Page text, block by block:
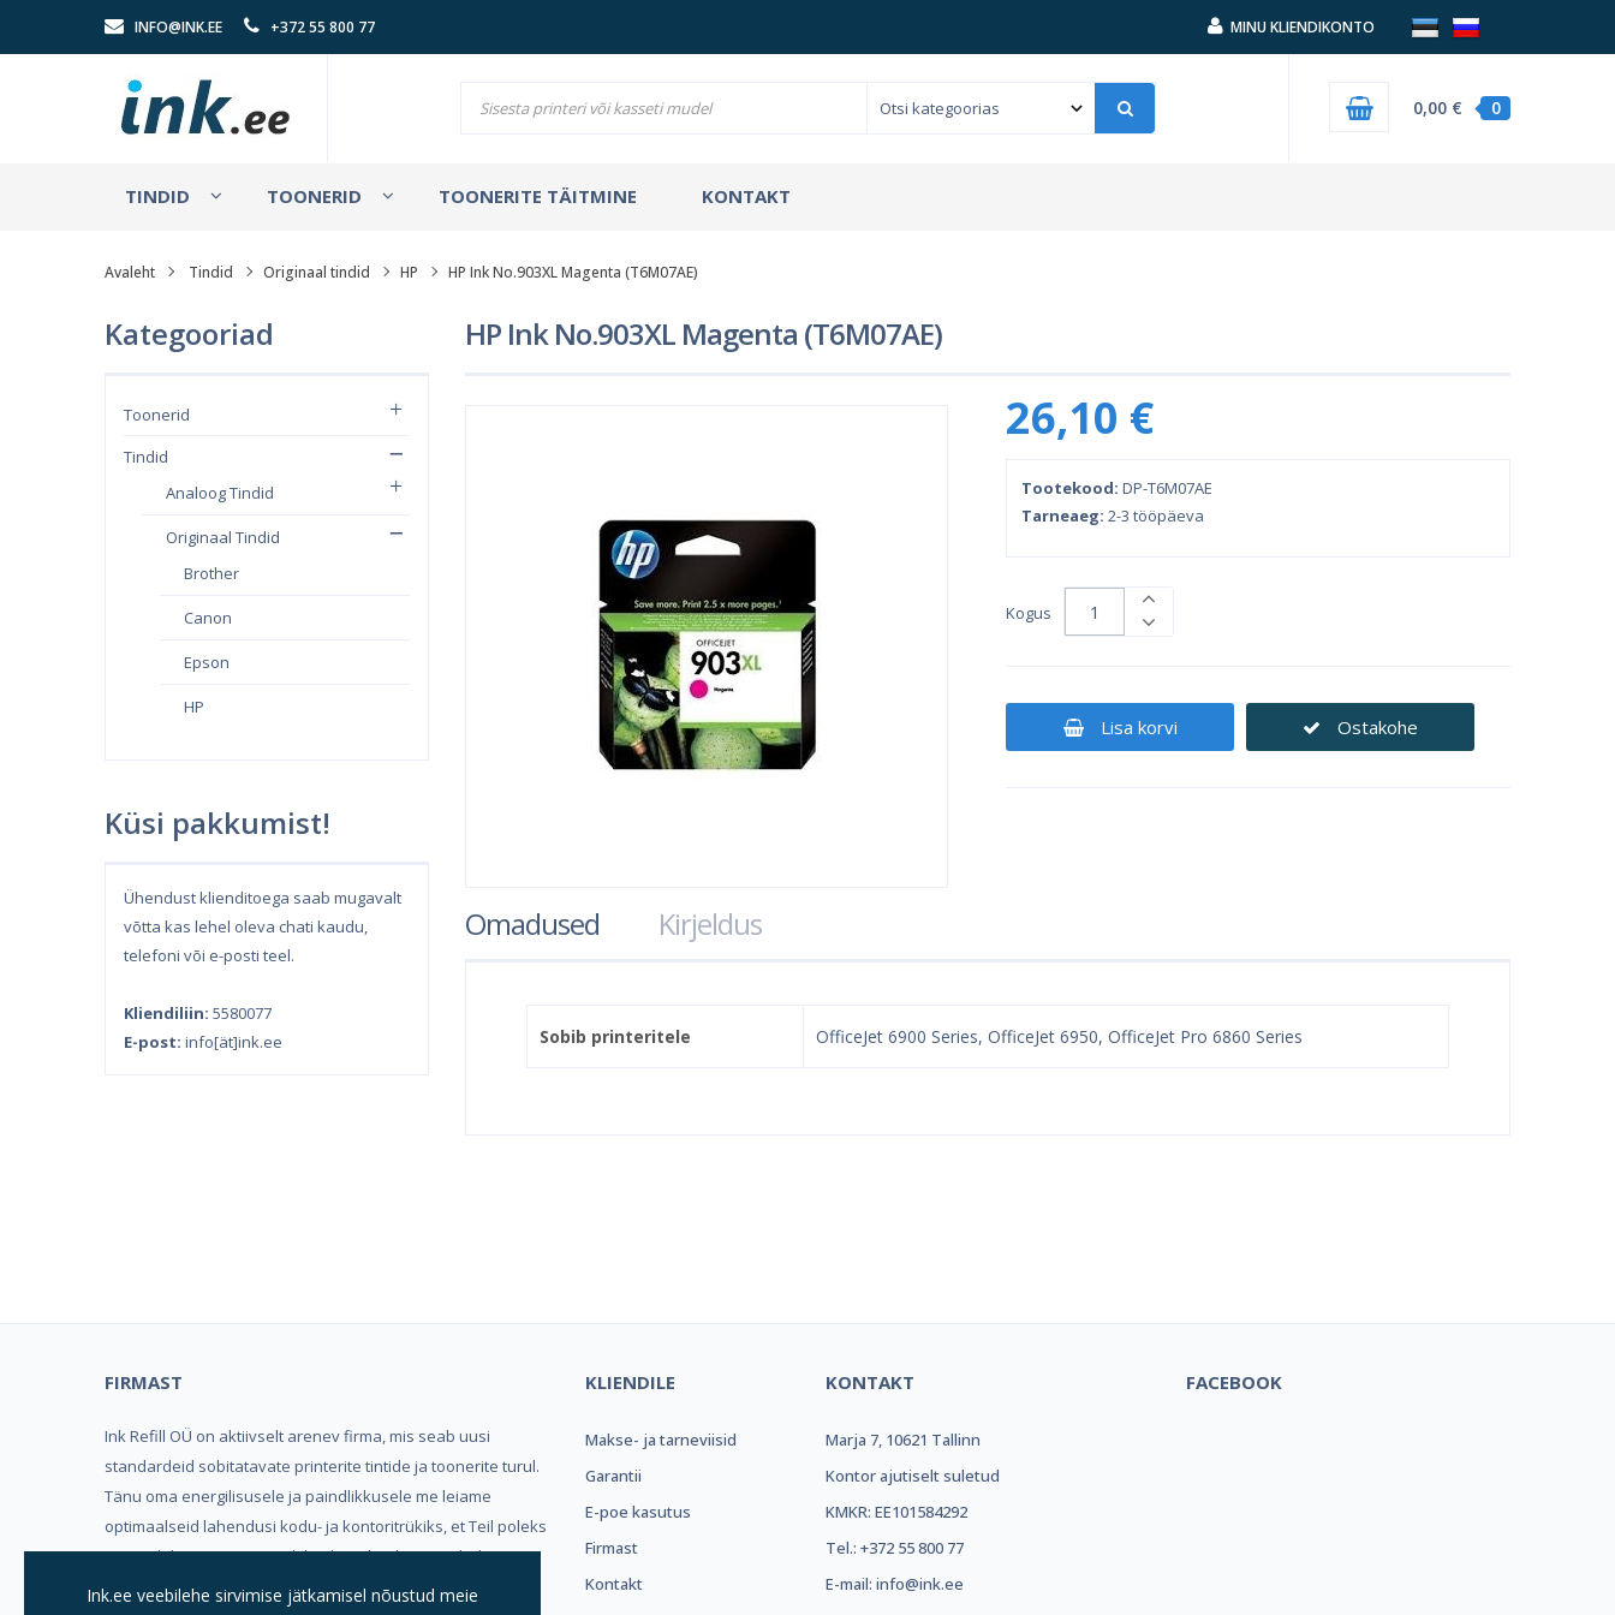
INFO@INK.EE +372 55 800 77 MINU KLIENDIKONTO
0
0,00 €
TINDID TOONERID TOONERITE TÄITMINE KONTAKT
Avaleht Tindid Originaal tindid HP HP Ink No.903XL Magenta (T6M07AE)
Kategooriad
Toonerid
Tindid
Analoog Tindid
Originaal Tindid
Brother
Canon
Epson
HP
Küsi pakkumist!
Ühendust klienditoega saab mugavalt
võtta kas lehel oleva chati kaudu,
telefoni või e-posti teel.
Kliendiliin: 5580077
E-post: info[ät]ink.ee
HP Ink No.903XL Magenta (T6M07AE)
26,10 €
Tootekood: DP-T6M07AE
Tarneaeg: 2-3 tööpäeva
Kogus
Lisa korvi Ostakohe
Omadused Kirjeldus
Sobib printeritele OfficeJet 6900 Series, OfficeJet 6950, OfficeJet Pro 6860 Series
FIRMAST
Ink Refill OÜ on aktiivselt arenev firma, mis seab uusi
standardeid sobitatavate printerite tintide ja toonerite turul.
Tänu oma energilisusele ja paindlikkusele me leiame
optimaalseid lahendusi kodu- ja kontoritrükiks, et Teil poleks
vaja valida mugavuse, trükikvaliteedi ja hinna vahel.
KLIENDILE
Makse- ja tarneviisid
Garantii
E-poe kasutus
Firmast
Kontakt
KONTAKT
Marja 7, 10621 Tallinn
Kontor ajutiselt suletud
KMKR: EE101584292
Tel.: +372 55 800 77
E-mail: info@ink.ee
FACEBOOK
Ink.ee veebilehe sirvimise jätkamisel nõustud meie